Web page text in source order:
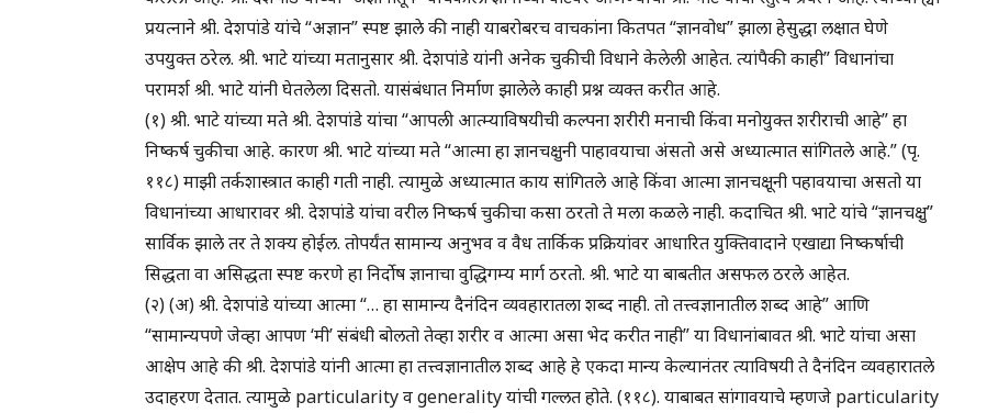
प्रयत्नाने श्री. देशपांडे यांचे “अज्ञान” स्पष्ट झाले की नाही याबरोबरच वाचकांना कितपत “ज्ञानवोध” झाला हेसुद्धा लक्षात घेणे
उपयुक्त ठरेल. श्री. भाटे यांच्या मतानुसार श्री. देशपांडे यांनी अनेक चुकीची विधाने केलेली आहेत. त्यांपैकी काही” विधानांचा
परामर्श श्री. भाटे यांनी घेतलेला दिसतो. यासंबंधात निर्माण झालेले काही प्रश्न व्यक्त करीत आहे.
(१) श्री. भाटे यांच्या मते श्री. देशपांडे यांचा “आपली आत्म्याविषयीची कल्पना शरीरी मनाची किंवा मनोयुक्त शरीराची आहे” हा
निष्कर्ष चुकीचा आहे. कारण श्री. भाटे यांच्या मते “आत्मा हा ज्ञानचक्षुनी पाहावयाचा अंसतो असे अध्यात्मात सांगितले आहे.” (पृ.
११८) माझी तर्कशास्त्रात काही गती नाही. त्यामुळे अध्यात्मात काय सांगितले आहे किंवा आत्मा ज्ञानचक्षूनी पहावयाचा असतो या
विधानांच्या आधारावर श्री. देशपांडे यांचा वरील निष्कर्ष चुकीचा कसा ठरतो ते मला कळले नाही. कदाचित श्री. भाटे यांचे “ज्ञानचक्षु”
सार्विक झाले तर ते शक्य होईल. तोपर्यंत सामान्य अनुभव व वैध तार्किक प्रक्रियांवर आधारित युक्तिवादाने एखाद्या निष्कर्षाची
सिद्धता वा असिद्धता स्पष्ट करणे हा निर्दोष ज्ञानाचा वुद्धिगम्य मार्ग ठरतो. श्री. भाटे या बाबतीत असफल ठरले आहेत.
(२) (अ) श्री. देशपांडे यांच्या आत्मा “… हा सामान्य दैनंदिन व्यवहारातला शब्द नाही. तो तत्त्वज्ञानातील शब्द आहे” आणि
“सामान्यपणे जेव्हा आपण ‘मी’ संबंधी बोलतो तेव्हा शरीर व आत्मा असा भेद करीत नाही” या विधानांबावत श्री. भाटे यांचा असा
आक्षेप आहे की श्री. देशपांडे यांनी आत्मा हा तत्त्वज्ञानातील शब्द आहे हे एकदा मान्य केल्यानंतर त्याविषयी ते दैनंदिन व्यवहारातले
उदाहरण देतात. त्यामुळे particularity व generality यांची गल्लत होते. (११८). याबाबत सांगावयाचे म्हणजे particularity